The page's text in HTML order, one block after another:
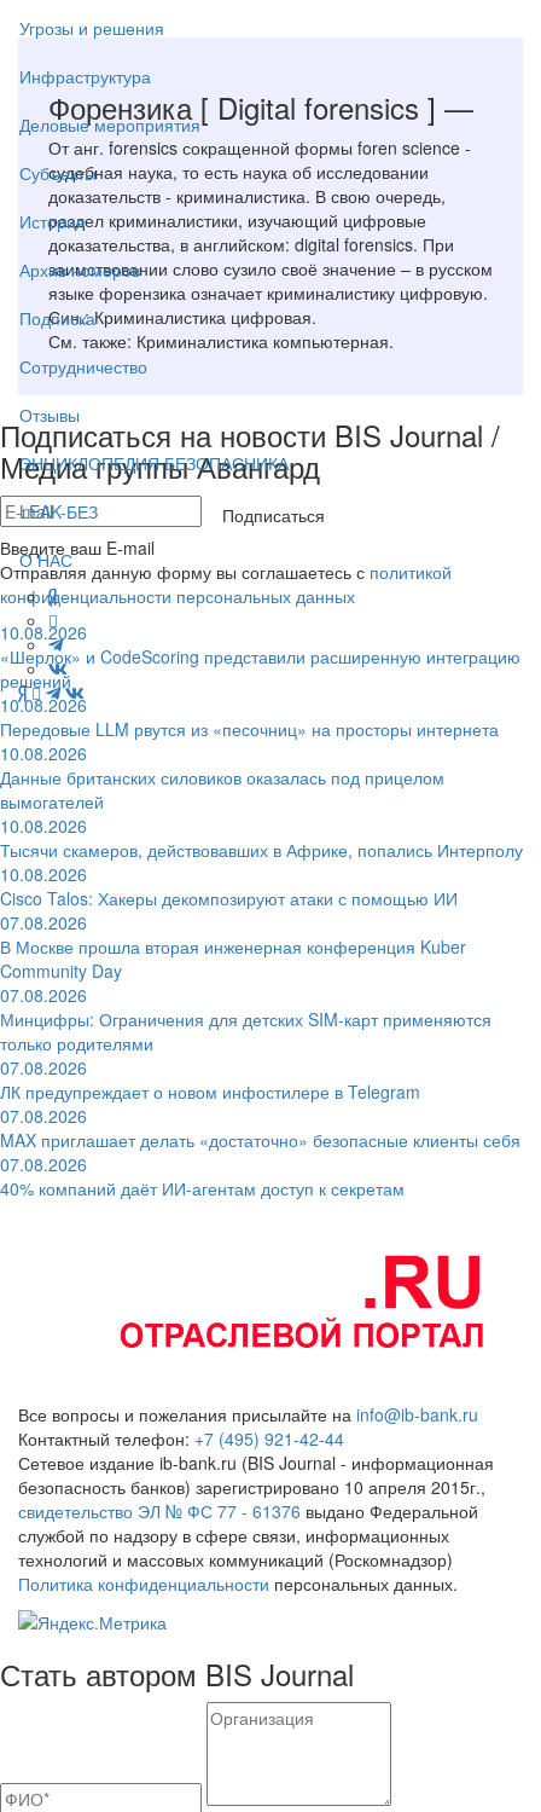
Угрозы и решения
Инфраструктура
Деловые мероприятия
Субъекты
История
Архив номеров
Подписка
Сотрудничество
Отзывы
ЭНЦИКЛОПЕДИЯ БЕЗОПАСНИКА
LEAK-БЕЗ
О НАС
Форензика [ Digital forensics ] —
От анг. forensics сокращенной формы foren science -
судебная наука, то есть наука об исследовании
доказательств - криминалистика. В свою очередь,
раздел криминалистики, изучающий цифровые
доказательства, в английском: digital forensics. При
заимствовании слово сузило своё значение – в русском
языке форензика означает криминалистику цифровую.
Син.: Криминалистика цифровая.
См. также: Криминалистика компьютерная.
Подписаться на новости BIS Journal /
Медиа группы Авангард
Подписаться
Введите ваш E-mail
Отправляя данную форму вы соглашаетесь с политикой
конфиденциальности персональных данных
10.08.2026
«Шерлок» и CodeScoring представили расширенную интеграцию
решений
10.08.2026
Передовые LLM рвутся из «песочниц» на просторы интернета
10.08.2026
Данные британских силовиков оказалась под прицелом
вымогателей
10.08.2026
Тысячи скамеров, действовавших в Африке, попались Интерполу
10.08.2026
Cisco Talos: Хакеры декомпозируют атаки с помощью ИИ
07.08.2026
В Москве прошла вторая инженерная конференция Kuber
Community Day
07.08.2026
Минцифры: Ограничения для детских SIM-карт применяются
только родителями
07.08.2026
ЛК предупреждает о новом инфостилере в Telegram
07.08.2026
MAX приглашает делать «достаточно» безопасные клиенты себя
07.08.2026
40% компаний даёт ИИ‑агентам доступ к секретам
Все вопросы и пожелания присылайте на info@ib-bank.ru
Контактный телефон: +7 (495) 921-42-44
Сетевое издание ib-bank.ru (BIS Journal - информационная
безопасность банков) зарегистрировано 10 апреля 2015г.,
свидетельство ЭЛ № ФС 77 - 61376 выдано Федеральной
службой по надзору в сфере связи, информационных
технологий и массовых коммуникаций (Роскомнадзор)
Политика конфиденциальности персональных данных.
Стать автором BIS Journal